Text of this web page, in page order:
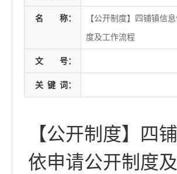
名 称：
【公开制度】四铺镇信
度及工作流程
文 号：
关 键 词：
【公开制度】四
依申请公开制度